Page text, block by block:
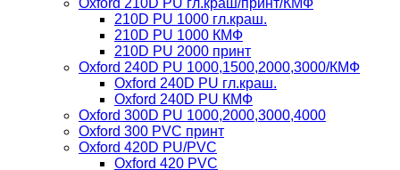
Oxford 210D PU гл.краш/принт/КМФ
210D PU 1000 гл.краш.
210D PU 1000 КМФ
210D PU 2000 принт
Oxford 240D PU 1000,1500,2000,3000/КМФ
Oxford 240D PU гл.краш.
Oxford 240D PU КМФ
Oxford 300D PU 1000,2000,3000,4000
Oxford 300 PVC принт
Oxford 420D PU/PVC
Oxford 420 PVC